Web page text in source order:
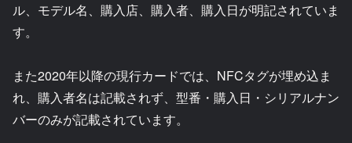
ル、モデル名、購入店、購入者、購入日が明記されていま
す。
また2020年以降の現行カードでは、NFCタグが埋め込ま
れ、購入者名は記載されず、型番・購入日・シリアルナン
バーのみが記載されています。